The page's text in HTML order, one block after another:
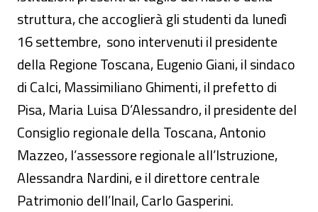
struttura, che accoglierà gli studenti da lunedì
16 settembre, sono intervenuti il presidente
della Regione Toscana, Eugenio Giani, il sindaco
di Calci, Massimiliano Ghimenti, il prefetto di
Pisa, Maria Luisa D’Alessandro, il presidente del
Consiglio regionale della Toscana, Antonio
Mazzeo, l’assessore regionale all’Istruzione,
Alessandra Nardini, e il direttore centrale
Patrimonio dell’Inail, Carlo Gasperini.